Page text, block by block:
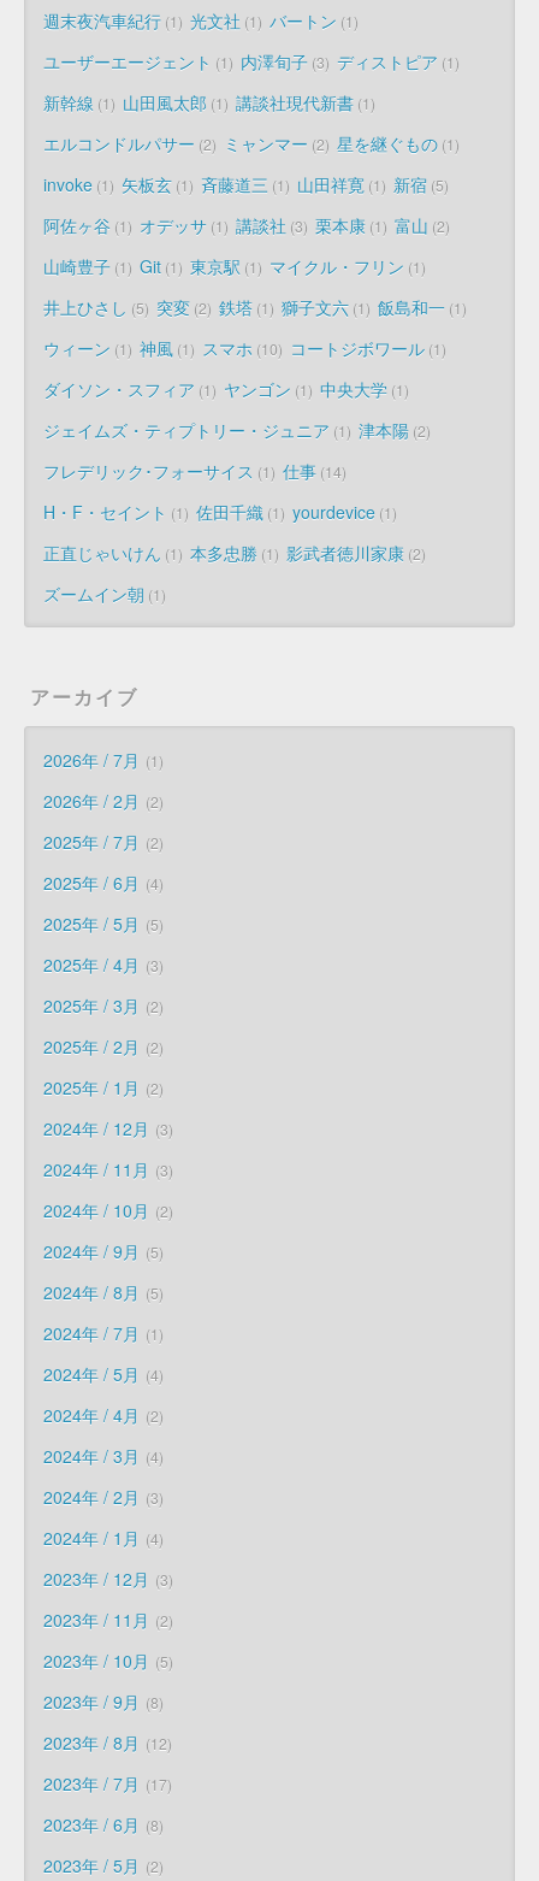
週末夜汽車紀行 1 光文社 1 バートン 1
ユーザーエージェント 1 内澤旬子 3 ディストピア 1
新幹線 1 山田風太郎 1 講談社現代新書 1
エルコンドルパサー 2 ミャンマー 2 星を継ぐもの 1
invoke 1 矢板玄 1 斉藤道三 1 山田祥寛 1 新宿 5
阿佐ヶ谷 1 オデッサ 1 講談社 3 栗本康 1 富山 2
山崎豊子 1 Git 1 東京駅 1 マイクル・フリン 1
井上ひさし 5 突変 2 鉄塔 1 獅子文六 1 飯島和一 1
ウィーン 1 神風 1 スマホ 10 コートジボワール 1
ダイソン・スフィア 1 ヤンゴン 1 中央大学 1
ジェイムズ・ティプトリー・ジュニア 1 津本陽 2
フレデリック･フォーサイス 1 仕事 14
H・F・セイント 1 佐田千織 1 yourdevice 1
正直じゃいけん 1 本多忠勝 1 影武者徳川家康 2
ズームイン朝 1
アーカイブ
2026年 / 7月 1
2026年 / 2月 2
2025年 / 7月 2
2025年 / 6月 4
2025年 / 5月 5
2025年 / 4月 3
2025年 / 3月 2
2025年 / 2月 2
2025年 / 1月 2
2024年 / 12月 3
2024年 / 11月 3
2024年 / 10月 2
2024年 / 9月 5
2024年 / 8月 5
2024年 / 7月 1
2024年 / 5月 4
2024年 / 4月 2
2024年 / 3月 4
2024年 / 2月 3
2024年 / 1月 4
2023年 / 12月 3
2023年 / 11月 2
2023年 / 10月 5
2023年 / 9月 8
2023年 / 8月 12
2023年 / 7月 17
2023年 / 6月 8
2023年 / 5月 2